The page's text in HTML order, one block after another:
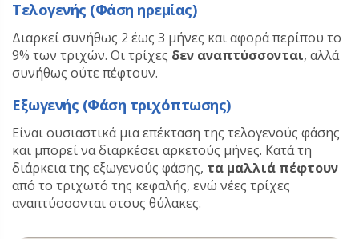
Τελογενής (Φάση ηρεμίας)
Διαρκεί συνήθως 2 έως 3 μήνες και αφορά περίπου το
9% των τριχών. Οι τρίχες δεν αναπτύσσονται, αλλά
συνήθως ούτε πέφτουν.
Εξωγενής (Φάση τριχόπτωσης)
Είναι ουσιαστικά μια επέκταση της τελογενούς φάσης
και μπορεί να διαρκέσει αρκετούς μήνες. Κατά τη
διάρκεια της εξωγενούς φάσης, τα μαλλιά πέφτουν
από το τριχωτό της κεφαλής, ενώ νέες τρίχες
αναπτύσσονται στους θύλακες.